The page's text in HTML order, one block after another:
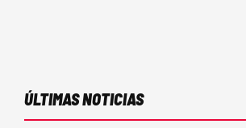
ÚLTIMAS NOTICIAS